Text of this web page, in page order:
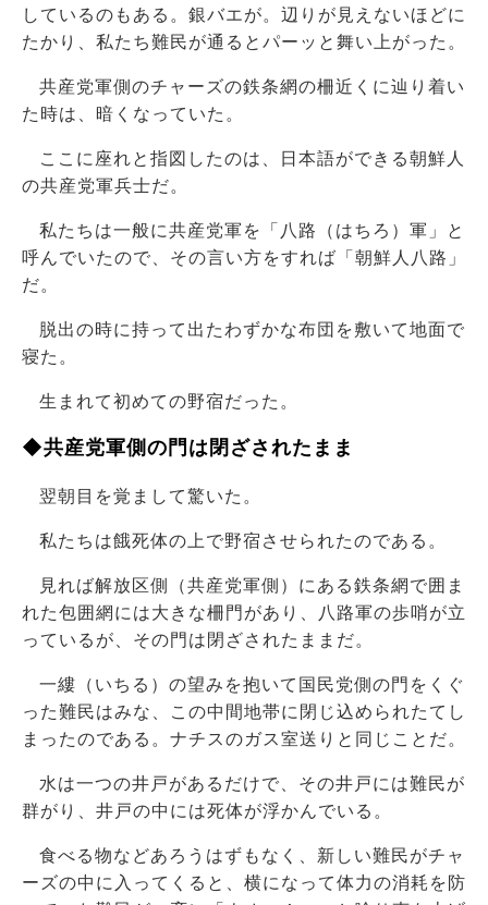
しているのもある。銀バエが。辺りが見えないほどに
たかり、私たち難民が通るとパーッと舞い上がった。
共産党軍側のチャーズの鉄条網の柵近くに辿り着い
た時は、暗くなっていた。
ここに座れと指図したのは、日本語ができる朝鮮人
の共産党軍兵士だ。
私たちは一般に共産党軍を「八路（はちろ）軍」と
呼んでいたので、その言い方をすれば「朝鮮人八路」
だ。
脱出の時に持って出たわずかな布団を敷いて地面で
寝た。
生まれて初めての野宿だった。
◆共産党軍側の門は閉ざされたまま
翌朝目を覚まして驚いた。
私たちは餓死体の上で野宿させられたのである。
見れば解放区側（共産党軍側）にある鉄条網で囲ま
れた包囲網には大きな柵門があり、八路軍の歩哨が立
っているが、その門は閉ざされたままだ。
一縷（いちる）の望みを抱いて国民党側の門をくぐ
った難民はみな、この中間地帯に閉じ込められたてし
まったのである。ナチスのガス室送りと同じことだ。
水は一つの井戸があるだけで、その井戸には難民が
群がり、井戸の中には死体が浮かんでいる。
食べる物などあろうはずもなく、新しい難民がチャ
ーズの中に入ってくると、横になって体力の消耗を防